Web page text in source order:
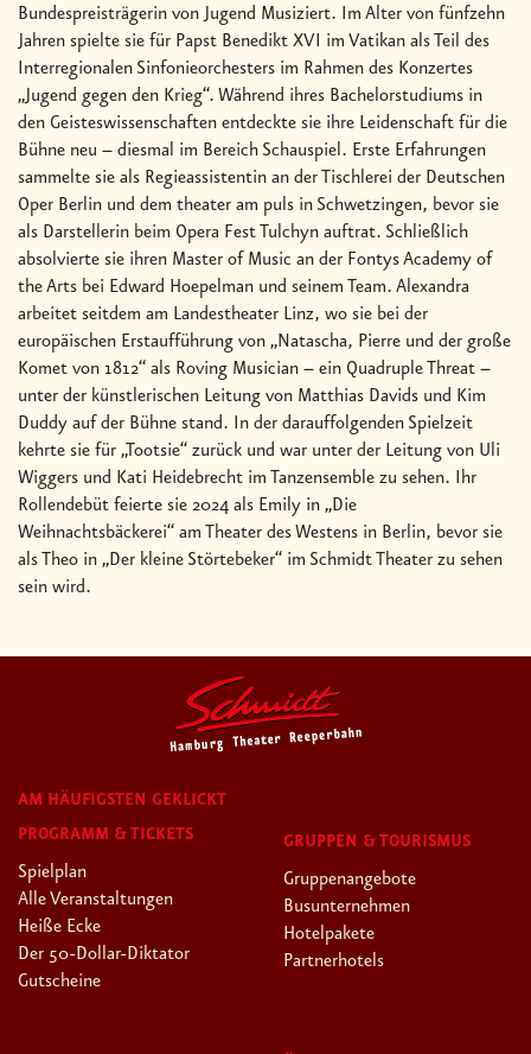
Bundespreisträgerin von Jugend Musiziert. Im Alter von fünfzehn
Jahren spielte sie für Papst Benedikt XVI im Vatikan als Teil des
Interregionalen Sinfonieorchesters im Rahmen des Konzertes
„Jugend gegen den Krieg“. Während ihres Bachelorstudiums in
den Geisteswissenschaften entdeckte sie ihre Leidenschaft für die
Bühne neu – diesmal im Bereich Schauspiel. Erste Erfahrungen
sammelte sie als Regieassistentin an der Tischlerei der Deutschen
Oper Berlin und dem theater am puls in Schwetzingen, bevor sie
als Darstellerin beim Opera Fest Tulchyn auftrat. Schließlich
absolvierte sie ihren Master of Music an der Fontys Academy of
the Arts bei Edward Hoepelman und seinem Team. Alexandra
arbeitet seitdem am Landestheater Linz, wo sie bei der
europäischen Erstaufführung von „Natascha, Pierre und der große
Komet von 1812“ als Roving Musician – ein Quadruple Threat –
unter der künstlerischen Leitung von Matthias Davids und Kim
Duddy auf der Bühne stand. In der darauffolgenden Spielzeit
kehrte sie für „Tootsie“ zurück und war unter der Leitung von Uli
Wiggers und Kati Heidebrecht im Tanzensemble zu sehen. Ihr
Rollendebüt feierte sie 2024 als Emily in „Die
Weihnachtsbäckerei“ am Theater des Westens in Berlin, bevor sie
als Theo in „Der kleine Störtebeker“ im Schmidt Theater zu sehen
sein wird.
AM HÄUFIGSTEN GEKLICKT
PROGRAMM & TICKETS
Spielplan
Alle Veranstaltungen
Heiße Ecke
Der 50-Dollar-Diktator
Gutscheine
GRUPPEN & TOURISMUS
Gruppenangebote
Busunternehmen
Hotelpakete
Partnerhotels